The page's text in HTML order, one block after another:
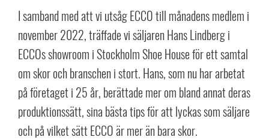
I samband med att vi utsåg ECCO till månadens medlem i
november 2022, träffade vi säljaren Hans Lindberg i
ECCOs showroom i Stockholm Shoe House för ett samtal
om skor och branschen i stort. Hans, som nu har arbetat
på företaget i 25 år, berättade mer om bland annat deras
produktionssätt, sina bästa tips för att lyckas som säljare
och på vilket sätt ECCO är mer än bara skor.